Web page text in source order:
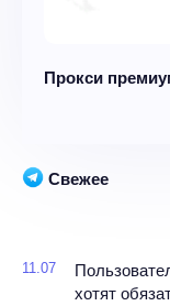
Свежее
11.07
хотят
Прокси